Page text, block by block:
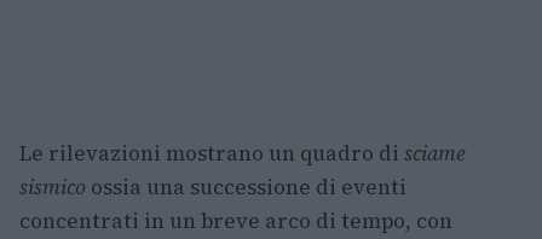
Le rilevazioni mostrano un quadro di sciame
sismico ossia una successione di eventi
concentrati in un breve arco di tempo, con